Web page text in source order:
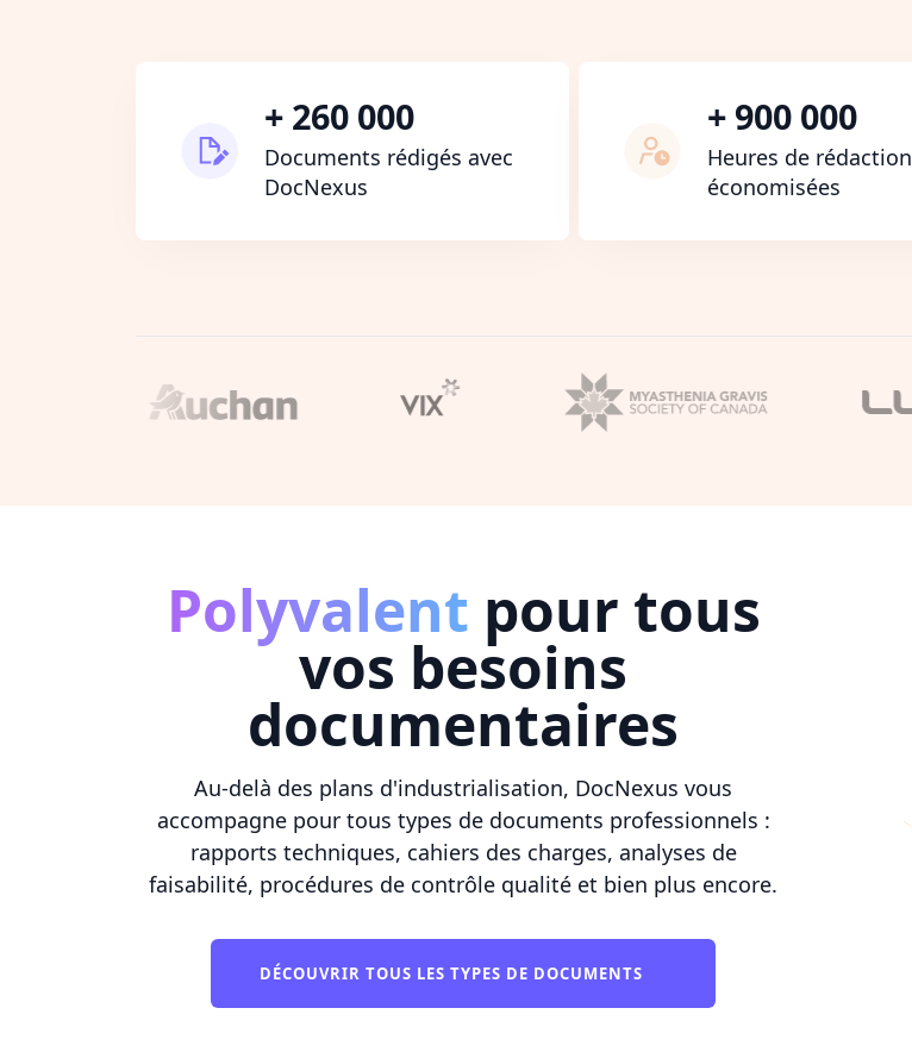
+ 260 000
Documents rédigés avec
DocNexus
+ 900 000
Heures de rédaction
économisées
Polyvalent pour tous
vos besoins
documentaires
Au-delà des plans d'industrialisation, DocNexus vous
accompagne pour tous types de documents professionnels :
rapports techniques, cahiers des charges, analyses de
faisabilité, procédures de contrôle qualité et bien plus encore.
DÉCOUVRIR TOUS LES TYPES DE DOCUMENTS